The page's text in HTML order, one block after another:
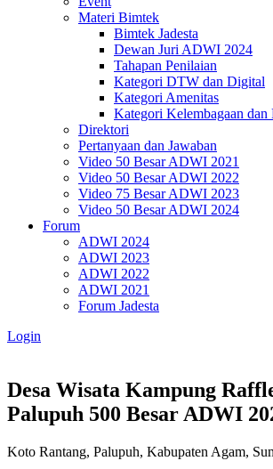
Materi Bimtek
Bimtek Jadesta
Dewan Juri ADWI 2024
Tahapan Penilaian
Kategori DTW dan Digital
Kategori Amenitas
Kategori Kelembagaan dan
Direktori
Pertanyaan dan Jawaban
Video 50 Besar ADWI 2021
Video 50 Besar ADWI 2022
Video 75 Besar ADWI 2023
Video 50 Besar ADWI 2024
Forum
ADWI 2024
ADWI 2023
ADWI 2022
ADWI 2021
Forum Jadesta
Login
Desa Wisata Kampung
Palupuh 500 Besar ADWI
Koto Rantang, Palupuh, Kabupaten Agam,